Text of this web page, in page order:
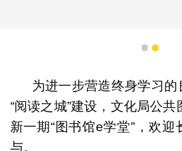
1 2
为进一步营造终身学习
“阅读之城”建设，文化局公
新一期“图书馆e学堂”，欢
与。